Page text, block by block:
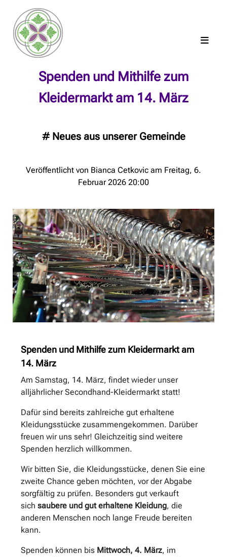
Spenden und Mithilfe zum
Kleidermarkt am 14. März
# Neues aus unserer Gemeinde
Veröffentlicht von Bianca Cetkovic am Freitag, 6.
Februar 2026 20:00
Spenden und Mithilfe zum Kleidermarkt am
14. März
Am Samstag, 14. März, findet wieder unser
alljährlicher Secondhand-Kleidermarkt statt!
Dafür sind bereits zahlreiche gut erhaltene
Kleidungsstücke zusammengekommen. Darüber
freuen wir uns sehr! Gleichzeitig sind weitere
Spenden herzlich willkommen.
Wir bitten Sie, die Kleidungsstücke, denen Sie eine
zweite Chance geben möchten, vor der Abgabe
sorgfältig zu prüfen. Besonders gut verkauft
sich saubere und gut erhaltene Kleidung, die
anderen Menschen noch lange Freude bereiten
kann.
Spenden können bis Mittwoch, 4. März, im